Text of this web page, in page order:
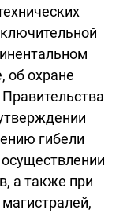
об охране
гибели
а также при